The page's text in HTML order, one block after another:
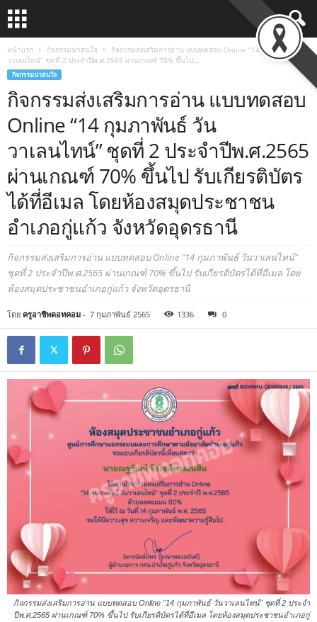
หน้าแรก กิจกรรมน่าสนใจ
กิจกรรมส่งเสริมการอ่าน แบบทดสอบ Online “14 กุมภาพันธ์ วัน
วาเลนไทน์” ชุดที่ 2 ประจำปีพ.ศ.2565 ผ่านเกณฑ์ 70% ขึ้นไป...
กิจกรรมน่าสนใจ
กิจกรรมส่งเสริมการอ่าน แบบทดสอบ
Online “14 กุมภาพันธ์ วัน
วาเลนไทน์” ชุดที่ 2 ประจำปีพ.ศ.2565
ผ่านเกณฑ์ 70% ขึ้นไป รับเกียรติบัตร
ได้ที่อีเมล โดยห้องสมุดประชาชน
อำเภอกู่แก้ว จังหวัดอุดรธานี
กิจกรรมส่งเสริมการอ่าน แบบทดสอบ Online "14 กุมภาพันธ์ วันวาเลนไทน์"
ชุดที่ 2 ประจำปีพ.ศ.2565 ผ่านเกณฑ์ 70% ขึ้นไป รับเกียรติบัตรได้ที่อีเมล โดย
ห้องสมุดประชาชนอำเภอกู่แก้ว จังหวัดอุดรธานี
โดย ครูอาชีพดอทคอม - 7 กุมภาพันธ์ 2565 1336 0
กิจกรรมส่งเสริมการอ่าน แบบทดสอบ Online "14 กุมภาพันธ์ วันวาเลนไทน์" ชุดที่ 2 ประจำ
ปีพ.ศ.2565 ผ่านเกณฑ์ 70% ขึ้นไป รับเกียรติบัตรได้ที่อีเมล โดยห้องสมุดประชาชนอำเภอกู่